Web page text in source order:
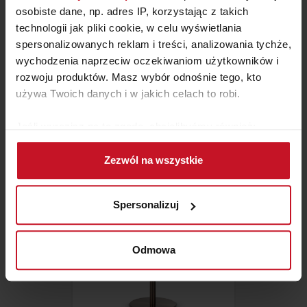
osobiste dane, np. adres IP, korzystając z takich
technologii jak pliki cookie, w celu wyświetlania
spersonalizowanych reklam i treści, analizowania tychże,
wychodzenia naprzeciw oczekiwaniom użytkowników i
rozwoju produktów. Masz wybór odnośnie tego, kto
używa Twoich danych i w jakich celach to robi.
Gromadzić dane dotyczące Twojej lokalizacji
geograficznej z dokładnością nawet do kilku metrów
Identyfikować Twoje urządzenie, aktywnie
(fingerprinting, czyli wirtualny odcisk palca)
Dowiedz się więcej odnośnie tego, jak Twoje osobiste
dane są przetwarzane oraz ustaw własne preferencje w
zmienić lub wycofać swoją zgodę w dowolnej chwili.
Zezwól na wszystkie
Spersonalizuj
Odmowa
KOLEKCJA OMM